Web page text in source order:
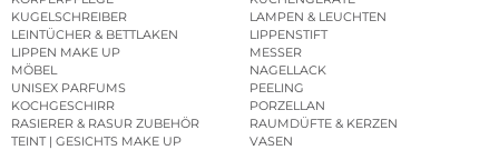
KUGELSCHREIBER
LAMPEN & LEUCHTEN
LEINTÜCHER & BETTLAKEN
LIPPENSTIFT
LIPPEN MAKE UP
MESSER
MÖBEL
NAGELLACK
UNISEX PARFUMS
PEELING
KOCHGESCHIRR
PORZELLAN
RASIERER & RASUR ZUBEHÖR
RAUMDÜFTE & KERZEN
TEINT | GESICHTS MAKE UP
VASEN